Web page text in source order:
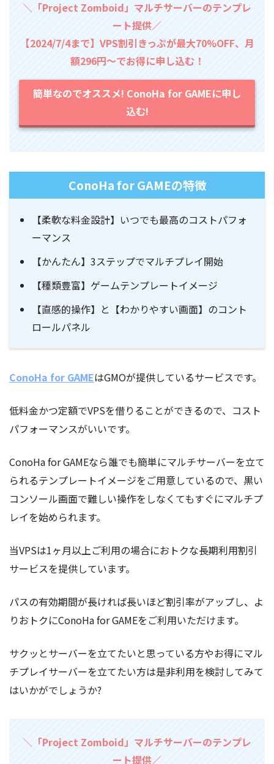
＼「Project Zomboid」マルチサーバーのテンプレ
ート提供／
【2024/7/4まで】VPS割引きっぷが最大70%OFF、月
額296円～でお得に申し込む！
簡単なのでオススメ! ConoHa for GAMEに申し
込む!
ConoHa for GAMEの特徴
【柔軟な料金設計】いつでも最高のコストパフォ
ーマンス
【かんたん】3ステップでマルチプレイ開始
【種類豊富】ゲームテンプレートイメージ
【直感的操作】と【わかりやすい画面】のコント
ロールパネル
ConoHa for GAMEはGMOが提供しているサービスです。
低料金かつ定額でVPSを借りることができるので、コスト
パフォーマンスがいいです。
ConoHa for GAMEなら誰でも簡単にマルチサーバーを立て
られるテンプレートイメージをご用意しているので、黒い
コンソール画面で難しい操作をしなくてもすぐにマルチプ
レイを始められます。
当VPSは1ヶ月以上ご利用の場合におトクな長期利用割引
サービスを提供しています。
パスの有効期間が長ければ長いほど割引率がアップし、よ
りおトクにConoHa for GAMEをご利用いただけます。
サクッとサーバーを立てたいと思っている方やお得にマル
チプレイサーバーを立てたい方は是非利用を検討してみて
はいかがでしょうか?
＼「Project Zomboid」マルチサーバーのテンプレ
ート提供／